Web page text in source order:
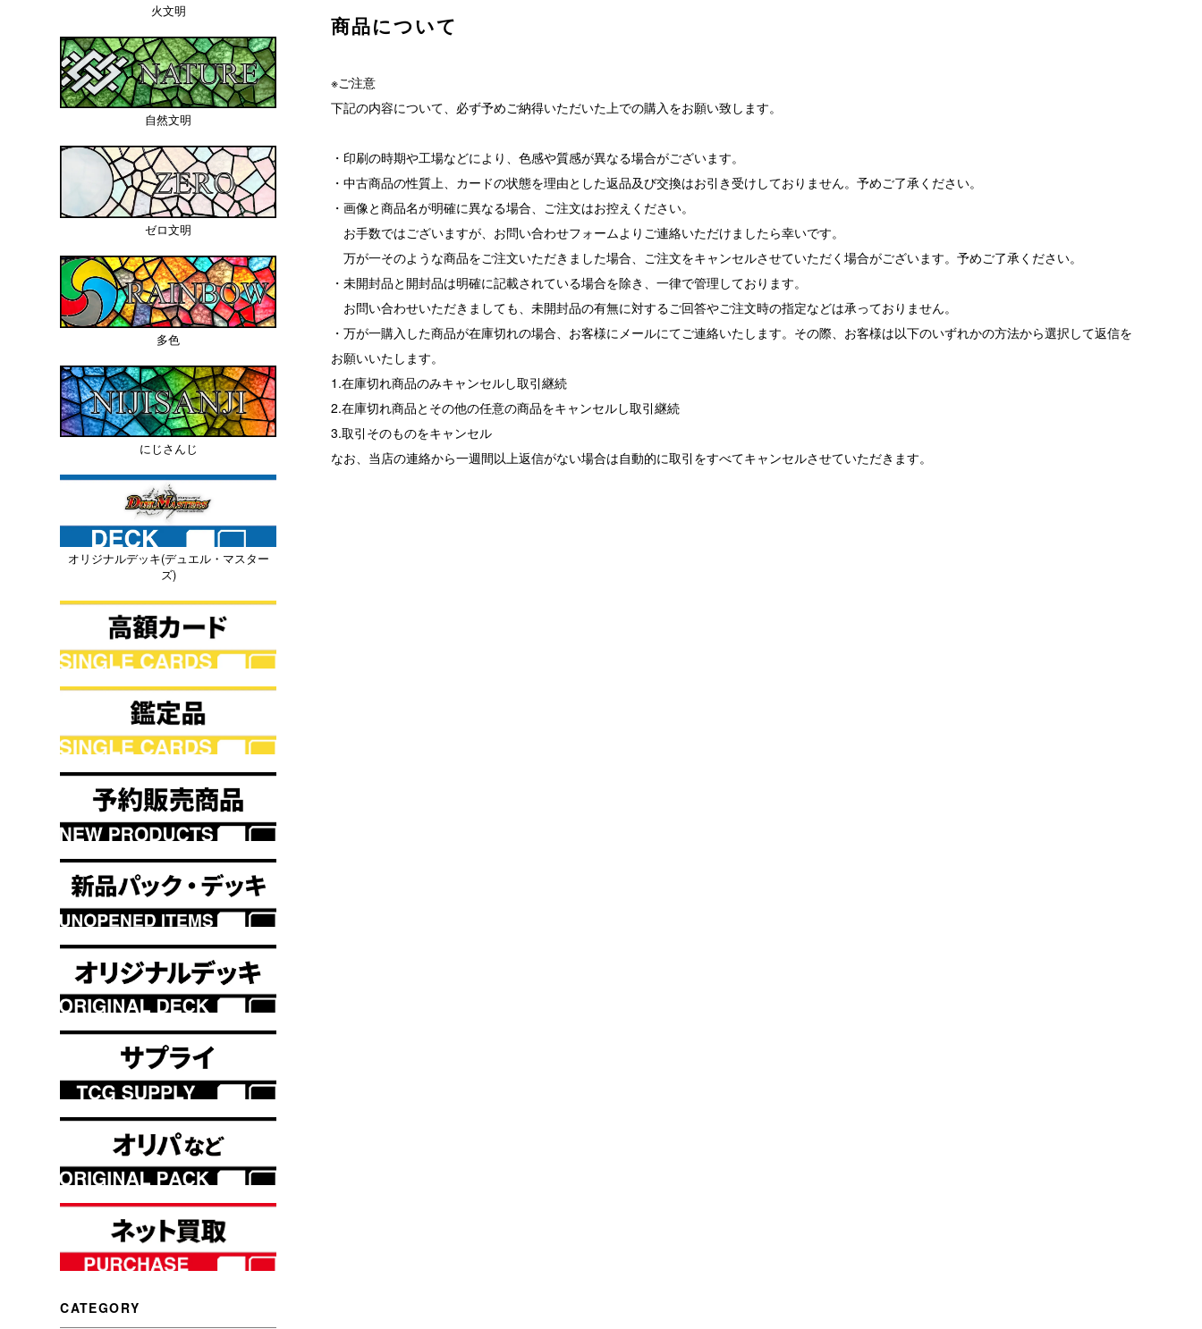
商品について
※ご注意
下記の内容について、必ず予めご納得いただいた上での購入をお願い致します。
・印刷の時期や工場などにより、色感や質感が異なる場合がございます。
・中古商品の性質上、カードの状態を理由とした返品及び交換はお引き受けしておりません。予めご了承ください。
・画像と商品名が明確に異なる場合、ご注文はお控えください。
お手数ではございますが、お問い合わせフォームよりご連絡いただけましたら幸いです。
万が一そのような商品をご注文いただきました場合、ご注文をキャンセルさせていただく場合がございます。予めご了承ください。
・未開封品と開封品は明確に記載されている場合を除き、一律で管理しております。
お問い合わせいただきましても、未開封品の有無に対するご回答やご注文時の指定などは承っておりません。
・万が一購入した商品が在庫切れの場合、お客様にメールにてご連絡いたします。その際、お客様は以下のいずれかの方法から選択して返信を
お願いいたします。
1.在庫切れ商品のみキャンセルし取引継続
2.在庫切れ商品とその他の任意の商品をキャンセルし取引継続
3.取引そのものをキャンセル
なお、当店の連絡から一週間以上返信がない場合は自動的に取引をすべてキャンセルさせていただきます。
火文明
自然文明
ゼロ文明
多色
にじさんじ
オリジナルデッキ(デュエル・マスター
ズ)
CATEGORY